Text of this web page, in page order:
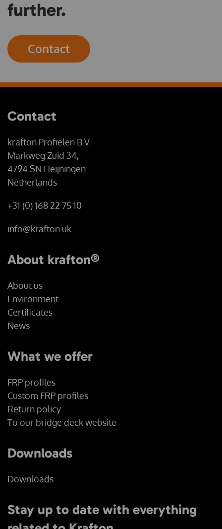
further.
Contact
Contact
krafton Profielen B.V.
Markweg Zuid 34,
4794 SN Heijningen
Netherlands
+31 (0) 168 22 75 10
info@krafton.uk
About krafton®
About us
Environment
Certificates
News
What we offer
FRP profiles
Custom FRP profiles
Return policy
To our bridge deck website
Downloads
Downloads
Stay up to date with everything